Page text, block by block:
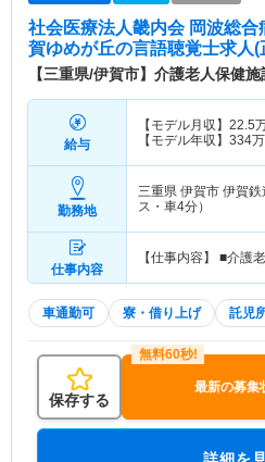
社会医療法人畿内会 岡波総
賀ゆめが丘の言語聴覚士求人(
【三重県/伊賀市】介護老人保健
給与
【モデル月収】 22.5
【モデル年収】 334
勤務地
三重県 伊賀市 伊賀鉄
ス・車4分）
仕事内容
【仕事内容】 ■介護
車通勤可 寮・借り上げ 託児
保存する
最新の募集